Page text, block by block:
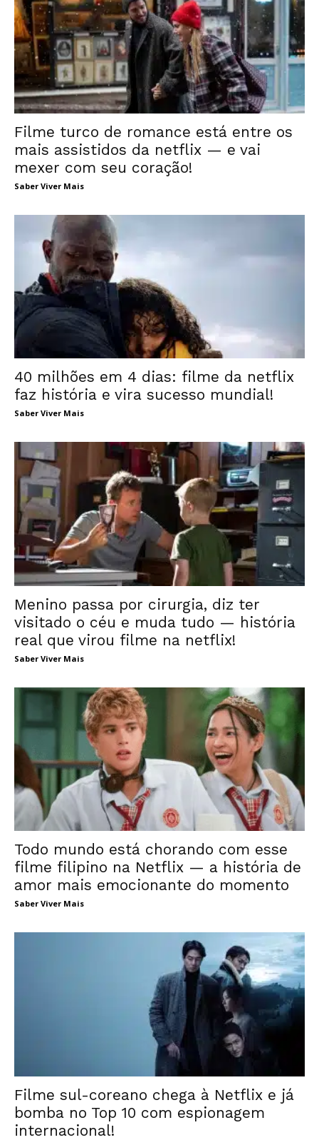
Filme turco de romance está entre os
mais assistidos da netflix — e vai
mexer com seu coração!
Saber Viver Mais
40 milhões em 4 dias: filme da netflix
faz história e vira sucesso mundial!
Saber Viver Mais
Menino passa por cirurgia, diz ter
visitado o céu e muda tudo — história
real que virou filme na netflix!
Saber Viver Mais
Todo mundo está chorando com esse
filme filipino na Netflix — a história de
amor mais emocionante do momento
Saber Viver Mais
Filme sul-coreano chega à Netflix e já
bomba no Top 10 com espionagem
internacional!